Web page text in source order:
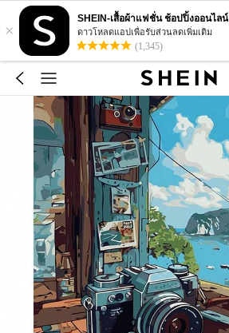
×
SHEIN-เสื้อผ้าแฟชั่น ช้อปปิ้งออนไลน์
ดาวโหลดแอปเพื่อรับส่วนลดเพิ่มเติม
(1,345)